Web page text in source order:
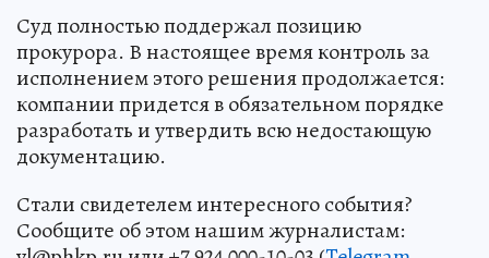
Суд полностью поддержал позицию
прокурора. В настоящее время контроль за
исполнением этого решения продолжается:
компании придется в обязательном порядке
разработать и утвердить всю недостающую
документацию.
Стали свидетелем интересного события?
Сообщите об этом нашим журналистам: